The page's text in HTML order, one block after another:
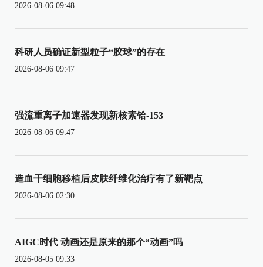
2026-08-06 09:48
科研人员确证新型粒子“胶球”的存在
2026-08-06 09:47
强流重离子加速器发现新核素铪-153
2026-08-06 09:47
造血干细胞移植后皮肤纤维化治疗有了新靶点
2026-08-06 02:30
AIGC时代 动画还是原来的那个“动画”吗
2026-08-05 09:33